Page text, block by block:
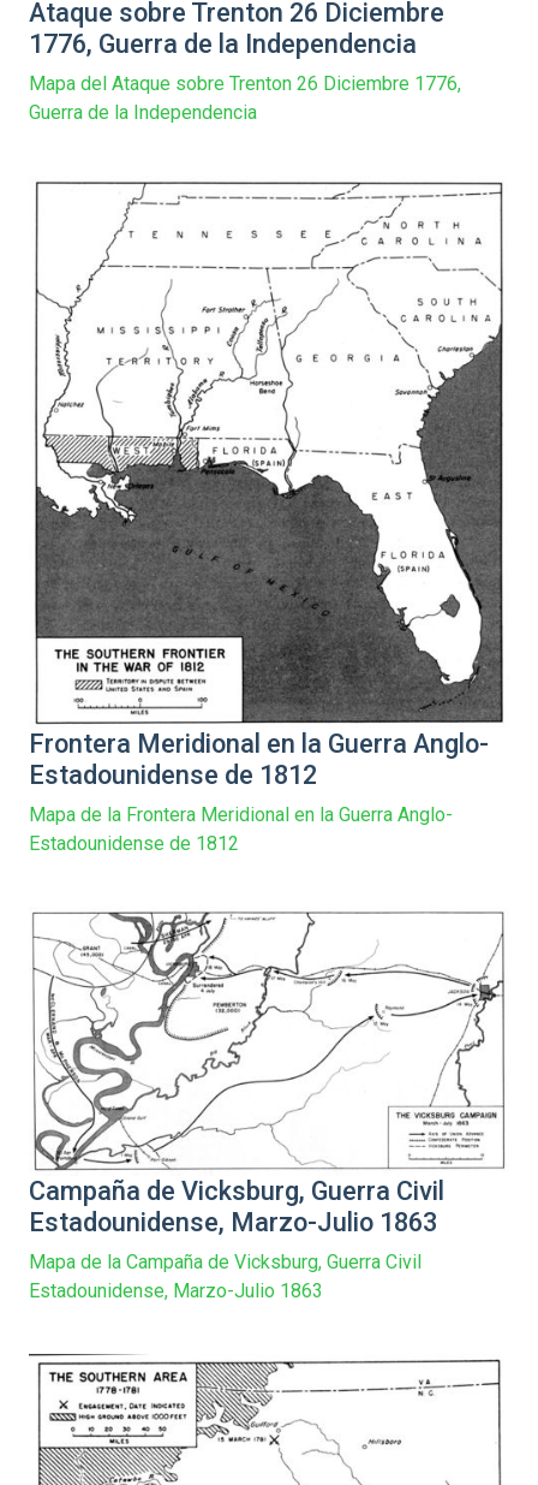
Ataque sobre Trenton 26 Diciembre
1776, Guerra de la Independencia
Mapa del Ataque sobre Trenton 26 Diciembre 1776,
Guerra de la Independencia
Frontera Meridional en la Guerra Anglo-
Estadounidense de 1812
Mapa de la Frontera Meridional en la Guerra Anglo-
Estadounidense de 1812
Campaña de Vicksburg, Guerra Civil
Estadounidense, Marzo-Julio 1863
Mapa de la Campaña de Vicksburg, Guerra Civil
Estadounidense, Marzo-Julio 1863